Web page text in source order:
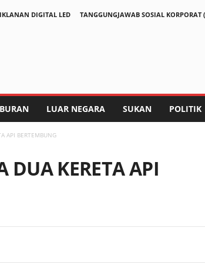
DIGITAL LED
TANGGUNGJAWAB SOSIAL KORPORAT
LUAR NEGARA SUKAN POLITIK
API BERTEMBUNG
DUA KERETA API